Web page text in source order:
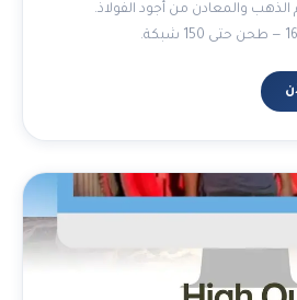
والمعادن من أجود الفولاذ.